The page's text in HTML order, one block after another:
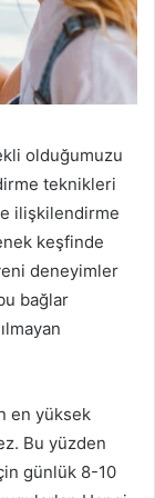
olduğumuzu
teknikleri
ilişkilendirme
keşfinde
deneyimler
bağlar
en yüksek
Bu yüzden
günlük 8-10